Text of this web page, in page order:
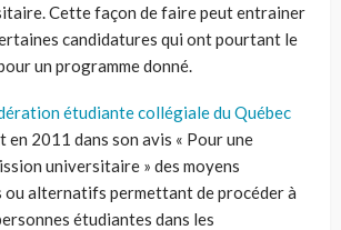
Cette façon de faire peut entrainer
candidatures qui ont pourtant le
un programme donné.
étudiante collégiale du Québec
en 2011 dans son avis « Pour une
universitaire » des moyens
ou alternatifs permettant de procéder à
étudiantes dans les